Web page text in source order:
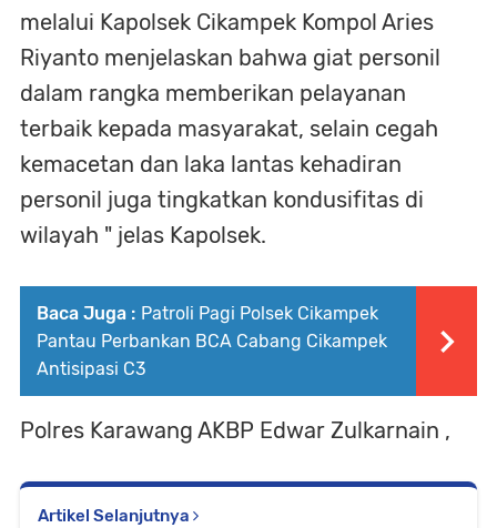
melalui Kapolsek Cikampek Kompol Aries
Riyanto menjelaskan bahwa giat personil
dalam rangka memberikan pelayanan
terbaik kepada masyarakat, selain cegah
kemacetan dan laka lantas kehadiran
personil juga tingkatkan kondusifitas di
wilayah " jelas Kapolsek.
Baca Juga : Patroli Pagi Polsek Cikampek
Pantau Perbankan BCA Cabang Cikampek
Antisipasi C3
Polres Karawang AKBP Edwar Zulkarnain ,
Artikel Selanjutnya